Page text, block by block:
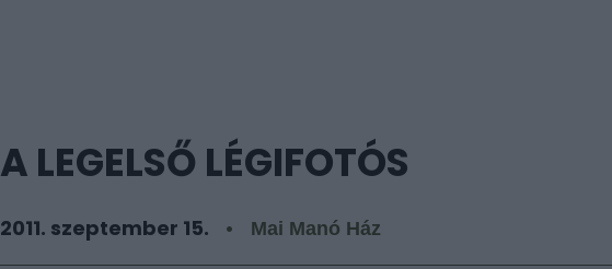
A LEGELSŐ LÉGIFOTÓS
2011. szeptember 15. Mai Manó Ház